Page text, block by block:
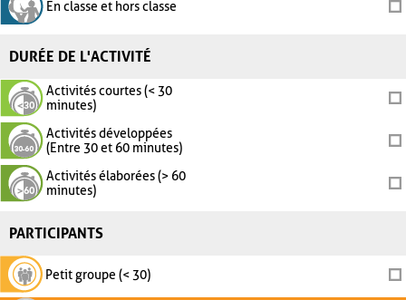
En classe et hors classe
DURÉE DE L'ACTIVITÉ
Activités courtes (< 30
minutes)
Activités développées
(Entre 30 et 60 minutes)
Activités élaborées (> 60
minutes)
PARTICIPANTS
Petit groupe (< 30)